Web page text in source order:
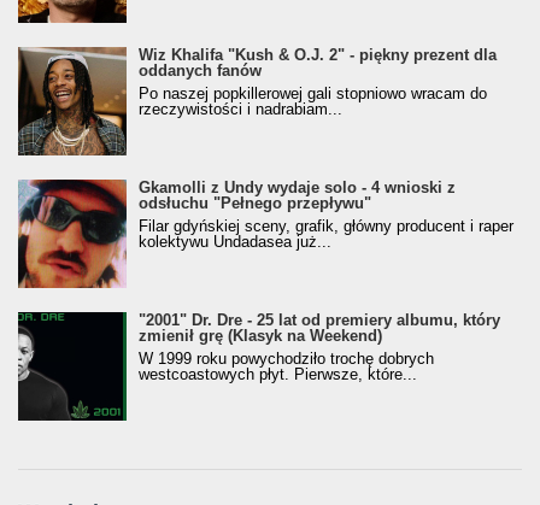
Wiz Khalifa "Kush & O.J. 2" - piękny prezent dla
oddanych fanów
Po naszej popkillerowej gali stopniowo wracam do
rzeczywistości i nadrabiam...
Gkamolli z Undy wydaje solo - 4 wnioski z
odsłuchu "Pełnego przepływu"
Filar gdyńskiej sceny, grafik, główny producent i raper
kolektywu Undadasea już...
"2001" Dr. Dre - 25 lat od premiery albumu, który
zmienił grę (Klasyk na Weekend)
W 1999 roku powychodziło trochę dobrych
westcoastowych płyt. Pierwsze, które...